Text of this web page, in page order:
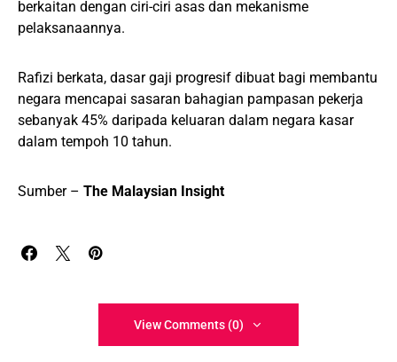
berkaitan dengan ciri-ciri asas dan mekanisme
pelaksanaannya.
Rafizi berkata, dasar gaji progresif dibuat bagi membantu
negara mencapai sasaran bahagian pampasan pekerja
sebanyak 45% daripada keluaran dalam negara kasar
dalam tempoh 10 tahun.
Sumber – The Malaysian Insight
View Comments (0)